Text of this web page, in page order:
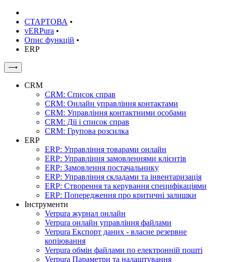
СТАРТОВА •
vERPura •
Опис функцій •
ERP
⟶
CRM
CRM: Список справ
CRM: Онлайн управління контактами
CRM: Управління контактними особами
CRM: Дії і список справ
CRM: Групова розсилка
ERP
ERP: Управління товарами онлайн
ERP: Управління замовленнями клієнтів
ERP: Замовлення постачальнику
ERP: Управління складами та інвентаризація
ERP: Створення та керування специфікаціями
ERP: Попередження про критичні залишки
Інструменти
Verpura журнал онлайн
Verpura онлайн управління файлами
Verpura Експорт даних - власне резервне
копіювання
Verpura обмін файлами по електронній пошті
Verpura Параметри та налаштування